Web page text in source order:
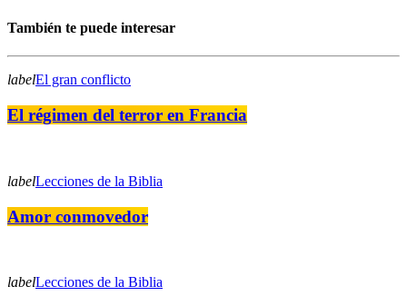
También te puede interesar
labelEl gran conflicto
El régimen del terror en Francia
labelLecciones de la Biblia
Amor conmovedor
labelLecciones de la Biblia